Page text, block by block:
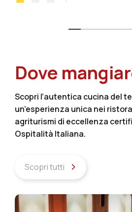
Dove
Scopri l’autentica cucina del
un’esperienza unica nei
agriturismi di eccellenza
Ospitalità Italiana.
Scopri tutti